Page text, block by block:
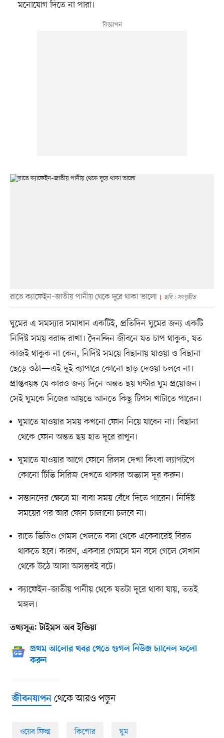
মনোযোগ দিতে না পারা।
রাতে ক্যাফেইন–জাতীয় পানীয় থেকে দূরে থাকা ভালো ছবি : সংগৃহীত
ঘুমের এ সমস্যার সমাধান একটিই, প্রতিদিন ঘুমের জন্য একটি
নির্দিষ্ট সময় বরাদ্দ রাখা। দৈনন্দিন জীবনে যত চাপ থাকুক, যত
কাজই থাকুক না কেন, নির্দিষ্ট সময়ে বিছানায় যাওয়া ও বিছানা
ছেড়ে ওঠা—এই দুই ব্যাপারে কোনো ছাড় দেওয়া চলবে না।
প্রাপ্তবয়স্ক যে কারও জন্য দিনে অন্তত ছয় ঘণ্টার ঘুম প্রয়োজন।
সেই ঘুমকে নিজের আয়ত্তে আনতে কিছু টিপস খাটাতে পারেন।
ঘুমাতে যাওয়ার সময় কখনো ফোন নিয়ে যাবেন না। বিছানা
থেকে ফোন অন্তত ছয় হাত দূরে রাখুন।
ঘুমাতে যাওয়ার আগে ফোনে রিলস দেখা কিংবা ল্যাপটপে
কোনো টিভি সিরিজ দেখতে থাকার অভ্যাস দূর করুন।
সন্তানদের ক্ষেত্রে মা-বাবা সময় বেঁধে দিতে পারেন। নির্দিষ্ট
সময়ের পর আর ফোন চালানো চলবে না।
রাতে ভিডিও গেমস খেলতে বসা থেকে একেবারেই বিরত
থাকতে হবে। কারণ, একবার গেমসে মন বসে গেলে সেখান
থেকে উঠে আসা অসম্ভবই বটে।
ক্যাফেইন–জাতীয় পানীয় থেকে যতটা দূরে থাকা যায়, ততই
মঙ্গল।
তথ্যসূত্র: টাইমস অব ইন্ডিয়া
প্রথম আলোর খবর পেতে গুগল নিউজ চ্যানেল ফলো
করুন
জীবনযাপনথেকে আরও পড়ুন
ওয়েব ফিল্ম কিশোর ঘুম